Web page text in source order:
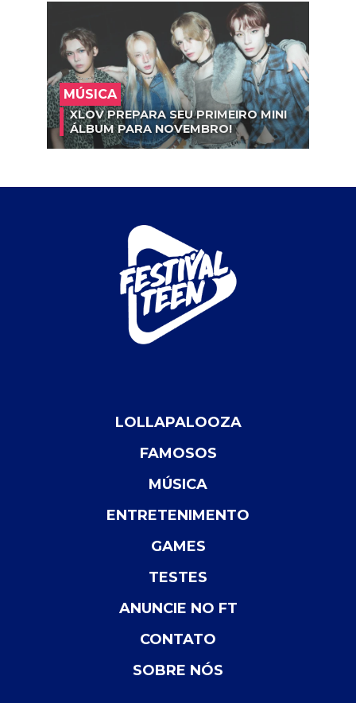
MÚSICA
XLOV PREPARA SEU PRIMEIRO MINI
ÁLBUM PARA NOVEMBRO!
LOLLAPALOOZA
FAMOSOS
MÚSICA
ENTRETENIMENTO
GAMES
TESTES
ANUNCIE NO FT
CONTATO
SOBRE NÓS